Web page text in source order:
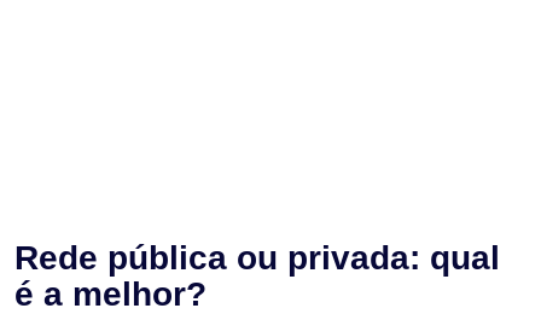
Rede pública ou privada: qual
é a melhor?